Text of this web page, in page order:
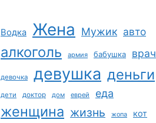
Водка Жена Мужик авто
алкоголь армия бабушка врач
девочка девушка деньги
дети доктор дом еврей еда
женщина жизнь жопа кот